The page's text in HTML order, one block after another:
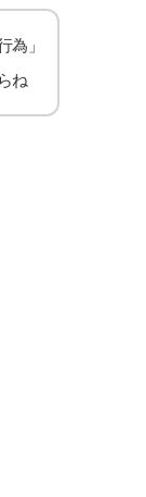
為」
ね